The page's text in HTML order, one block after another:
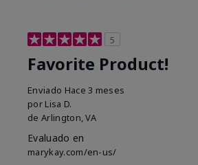
5
Favorite Product!
Enviado Hace 3 meses
por Lisa D.
de Arlington, VA
Evaluado en
marykay.com/en-us/